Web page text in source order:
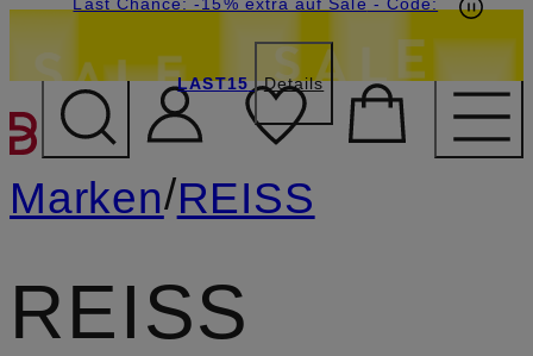
ZUM HAUPTINHALT
LAST15 Details
Marken/REISS
REISS